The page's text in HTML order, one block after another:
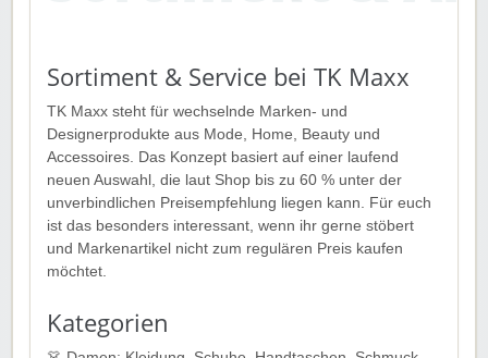
Sortiment & Service bei TK Maxx
TK Maxx steht für wechselnde Marken- und
Designerprodukte aus Mode, Home, Beauty und
Accessoires. Das Konzept basiert auf einer laufend
neuen Auswahl, die laut Shop bis zu 60 % unter der
unverbindlichen Preisempfehlung liegen kann. Für euch
ist das besonders interessant, wenn ihr gerne stöbert
und Markenartikel nicht zum regulären Preis kaufen
möchtet.
Kategorien